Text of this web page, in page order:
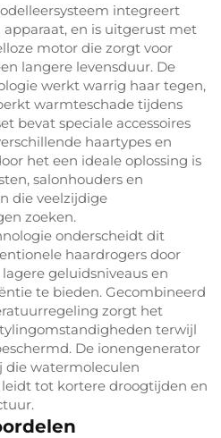
integreert
en is uitgerust met
motor die zorgt voor
langere levensduur. De
werkt warrig haar tegen,
warmteschade tijdens
bevat speciale accessoires
haartypes en
het een ideale oplossing is
salonhouders en
die veelzijdige
zoeken.
onderscheidt dit
haardrogers door
geluidsniveaus en
te bieden. Gecombineerd
zorgt het
terwijl
De ionengenerator
die watermoleculen
tot kortere droogtijden en